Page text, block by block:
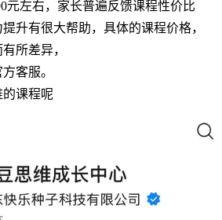
左右，家长普遍反馈课程性价比
升有很大帮助，具体的课程价格，
所差异，
客服。
课程呢